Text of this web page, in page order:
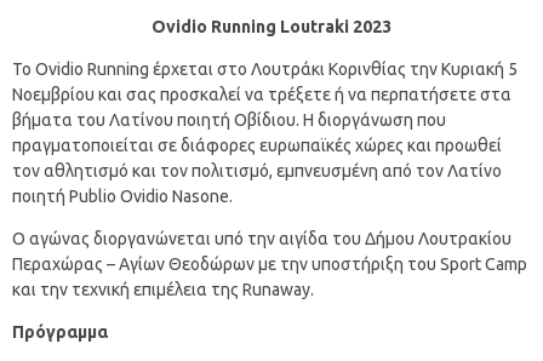
Ovidio Running Loutraki 2023
Το Ovidio Running έρχεται στο Λουτράκι Κορινθίας την Κυριακή 5
Νοεμβρίου και σας προσκαλεί να τρέξετε ή να περπατήσετε στα
βήματα του Λατίνου ποιητή Οβίδιου. Η διοργάνωση που
πραγματοποιείται σε διάφορες ευρωπαϊκές χώρες και προωθεί
τον αθλητισμό και τον πολιτισμό, εμπνευσμένη από τον Λατίνο
ποιητή Publio Ovidio Nasone.
Ο αγώνας διοργανώνεται υπό την αιγίδα του Δήμου Λουτρακίου
Περαχώρας – Αγίων Θεοδώρων με την υποστήριξη του Sport Camp
και την τεχνική επιμέλεια της Runaway.
Πρόγραμμα